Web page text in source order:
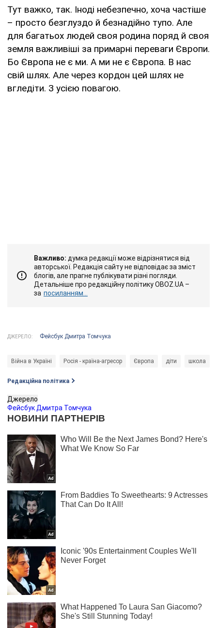
Тут важко, так. Іноді небезпечно, хоча частіше
– просто безглуздо й безнадійно тупо. Але
для багатьох людей своя родина поряд й своя
земля важливіші за примарні переваги Європи.
Бо Європа не є ми. А ми не є Європа. В нас
свій шлях. Але через кордон цей шлях не
вгледіти. З усією повагою.
Важливо: думка редакції може відрізнятися від
авторської. Редакція сайту не відповідає за зміст
блогів, але прагне публікувати різні погляди.
Детальніше про редакційну політику OBOZ.UA –
за посиланням...
ДЖЕРЕЛО: Фейсбук Дмитра Томчука
Війна в Україні Росія - країна-агресор Європа діти школа
Редакційна політика
Джерело
Фейсбук Дмитра Томчука